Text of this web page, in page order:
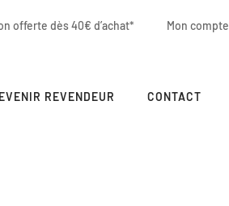
offerte dès 40€ d’achat* Mon compte
REVENDEUR CONTACT